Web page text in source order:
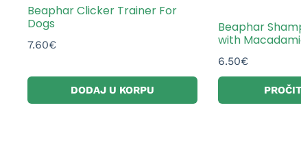
Beaphar Clicker Trainer For
Dogs
7.60€
DODAJ U KORPU
Beaphar
with
6.50€